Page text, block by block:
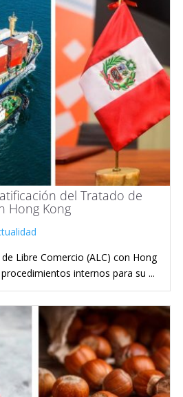
del Tratado de
Hong Kong
Libre Comercio (ALC) con Hong
internos para su ...